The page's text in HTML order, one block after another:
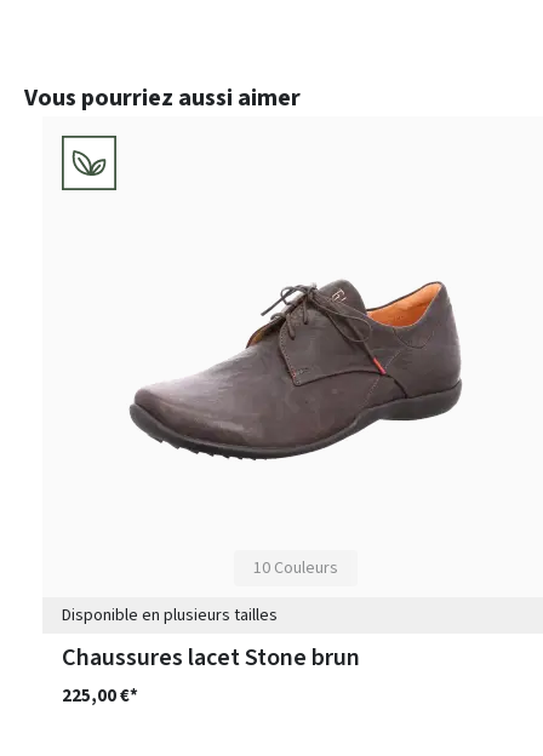
Ignorer la galerie de produits
Vous pourriez aussi aimer
10 Couleurs
Disponible en plusieurs tailles
Chaussures lacet Stone brun
225,00 €*